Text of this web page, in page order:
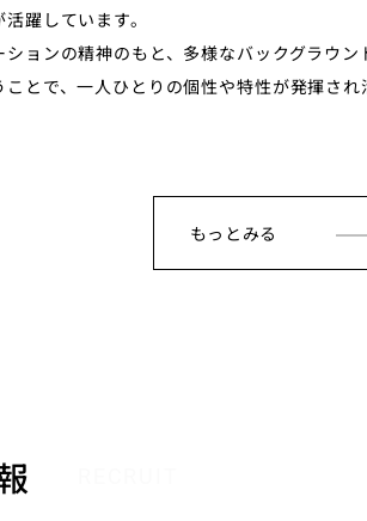
躍しています。
ションの精神のもと、多様なバックグラウ
ことで、一人ひとりの個性や特性が発揮さ
もっとみる